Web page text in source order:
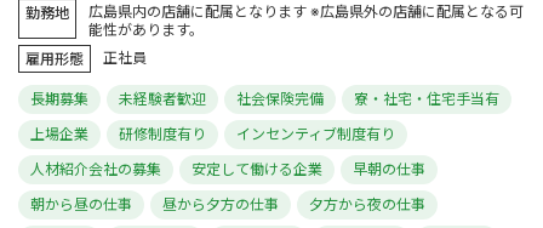
勤務地
広島県内の店舗に配属となります ※広島県外の店舗に配属となる可
能性があります。
雇用形態
正社員
長期募集 未経験者歓迎 社会保険完備
寮・社宅・住宅手当有
上場企業
研修制度有り
インセンティブ制度有り
人材紹介会社の募集
安定して働ける企業
早朝の仕事
朝から昼の仕事
昼から夕方の仕事
夕方から夜の仕事